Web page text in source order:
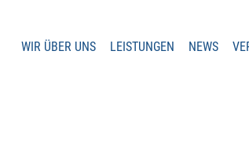
WIR ÜBER UNS LEISTUNGEN NEWS